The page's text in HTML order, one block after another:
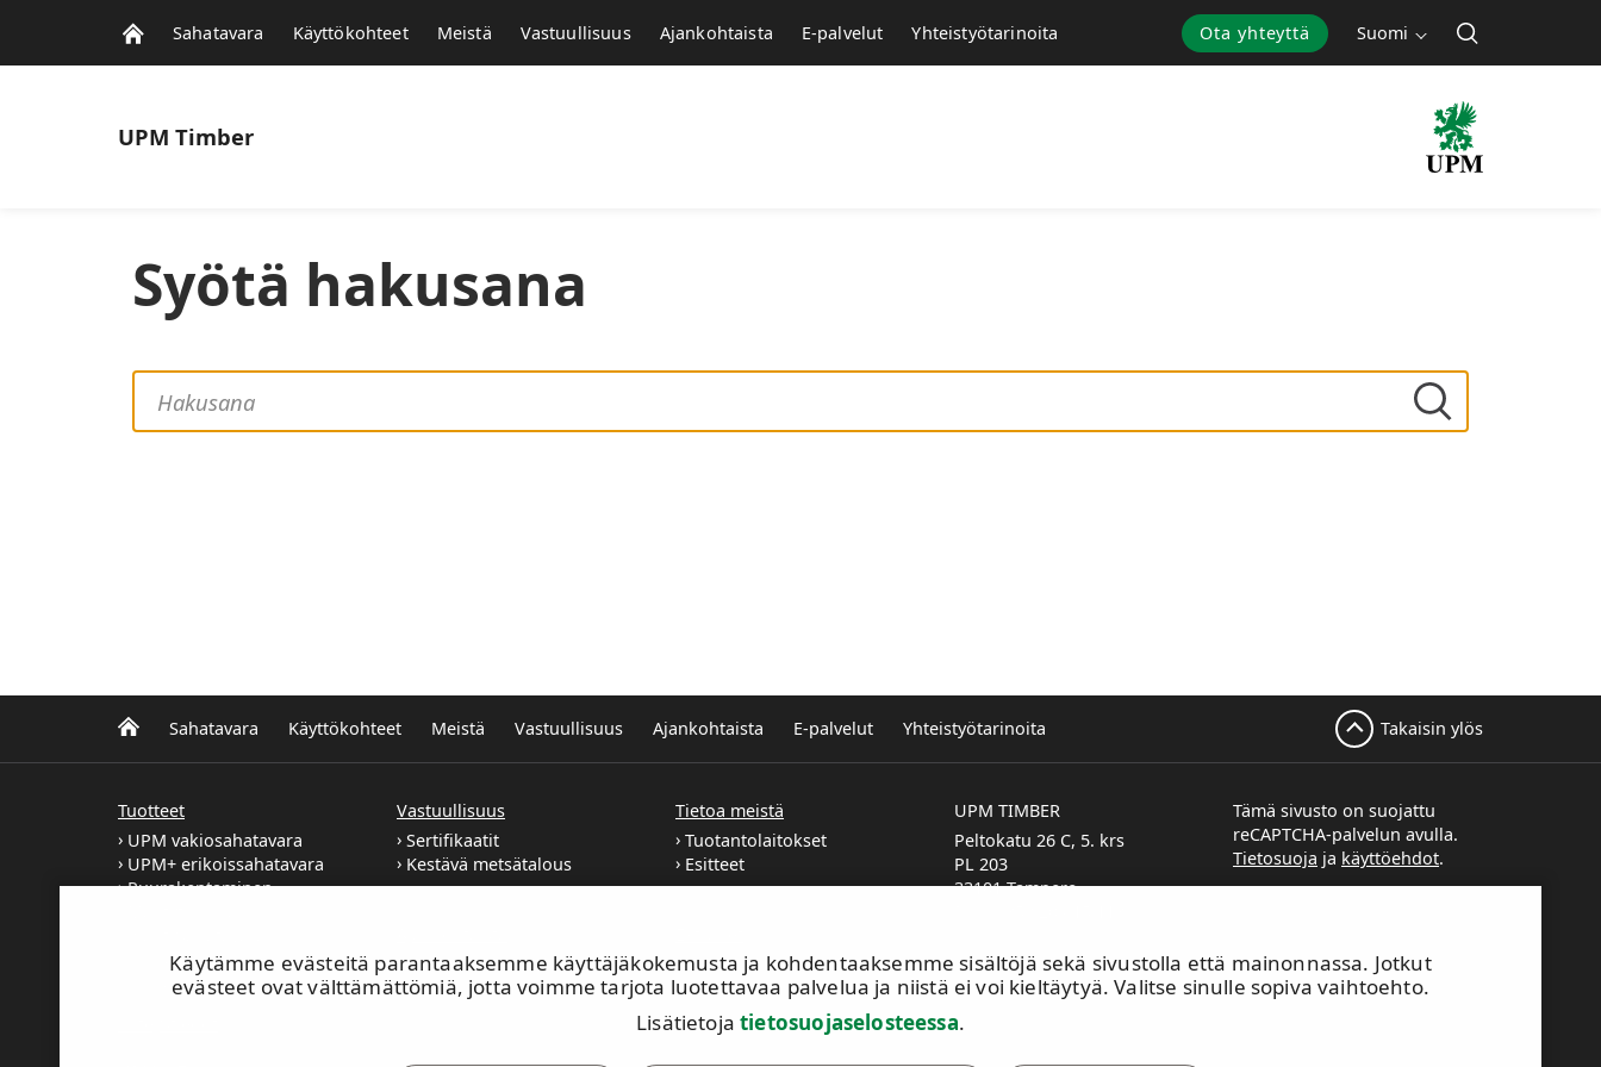
Ota yhteyttä Suomi
Sahatavara Käyttökohteet Meistä Vastuullisuus Ajankohtaista E-palvelut Yhteistyötarinoita
UPM Timber
Syötä hakusana
Käytämme evästeitä parantaaksemme käyttäjäkokemusta ja kohdentaaksemme sisältöjä sekä sivustolla että mainonnassa. Jotkut
evästeet ovat välttämättömiä, jotta voimme tarjota luotettavaa palvelua ja niistä ei voi kieltäytyä. Valitse sinulle sopiva vaihtoehto.
Lisätietojatietosuojaselosteessa.
Sahatavara Käyttökohteet Meistä Vastuullisuus Ajankohtaista E-palvelut Yhteistyötarinoita Takaisin ylös
Tuotteet
UPM vakiosahatavara
UPM+ erikoissahatavara
Puurakentaminen
Kuusitukki ja
kuusisahatavara
Vastuullisuus
Sertifikaatit
Kestävä metsätalous
Tietoa meistä
Tuotantolaitokset
Esitteet
UPM TIMBER
Peltokatu 26 C, 5. krs
PL 203
33101 Tampere
Tämä sivusto on suojattu
reCAPTCHA-palvelun avulla.
Tietosuoja ja käyttöehdot.